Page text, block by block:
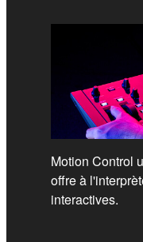
Motion Control
offre à
interactives.